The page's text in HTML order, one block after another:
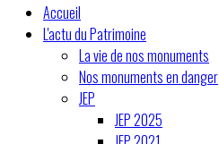
Accueil
L'actu du Patrimoine
La vie de nos monuments
Nos monuments en danger
JEP
JEP 2025